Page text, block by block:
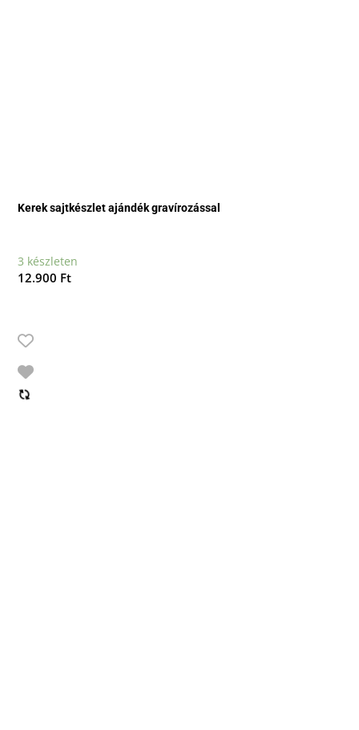
Kerek sajtkészlet ajándék gravírozással
3 készleten
12.900 Ft